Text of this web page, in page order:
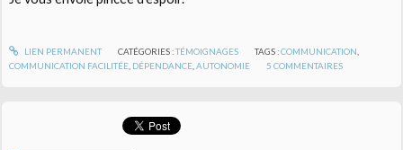
LIEN PERMANENT CATÉGORIES :TÉMOIGNAGES TAGS :COMMUNICATION
COMMUNICATION FACILITÉE DÉPENDANCE ,AUTONOMIE 5 COMMENTAIRES